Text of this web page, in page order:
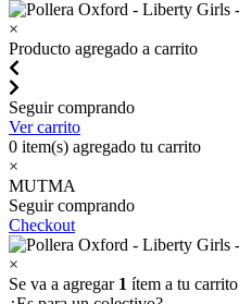
×
Producto agregado a carrito
Seguir comprando
Ver carrito
0 item(s) agregado tu carrito
×
MUTMA
Seguir comprando
Checkout
×
Se va a agregar 1 ítem a tu carrito